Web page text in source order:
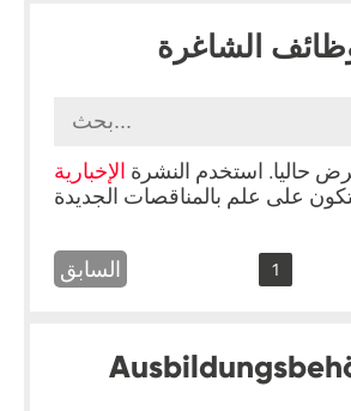
الشاغرة
حاليا. استخدم النشرة الإخبارية
السابق 1